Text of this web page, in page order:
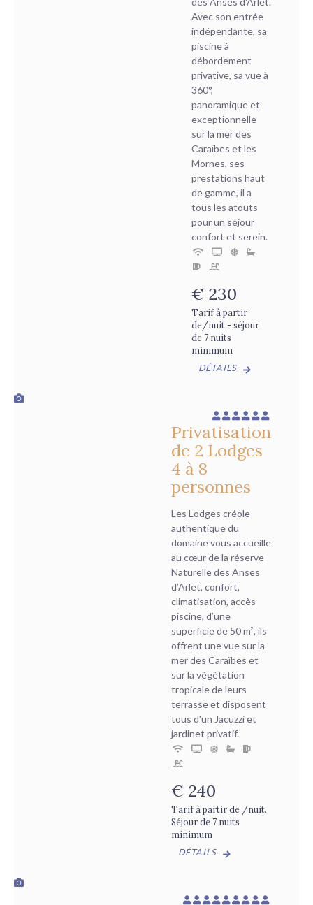
Avec son entrée
indépendante, sa
piscine à
débordement
privative, sa vue à
360°,
panoramique et
exceptionnelle
sur la mer des
Caraïbes et les
Mornes, ses
prestations haut
de gamme, il a
tous les atouts
pour un séjour
confort et serein.
€ 230
Tarif à partir
de/nuit - séjour
de 7 nuits
minimum
DÉTAILS
Privatisation
de 2 Lodges
4 à 8
personnes
Les Lodges créole
authentique du
domaine vous accueille
au cœur de la réserve
Naturelle des Anses
d’Arlet, confort,
climatisation, accès
piscine, d’une
superficie de 50 m², ils
offrent une vue sur la
mer des Caraïbes et
sur la végétation
tropicale de leurs
terrasse et disposent
tous d'un Jacuzzi et
jardinet privatif.
€ 240
Tarif à partir de /nuit.
Séjour de 7 nuits
minimum
DÉTAILS